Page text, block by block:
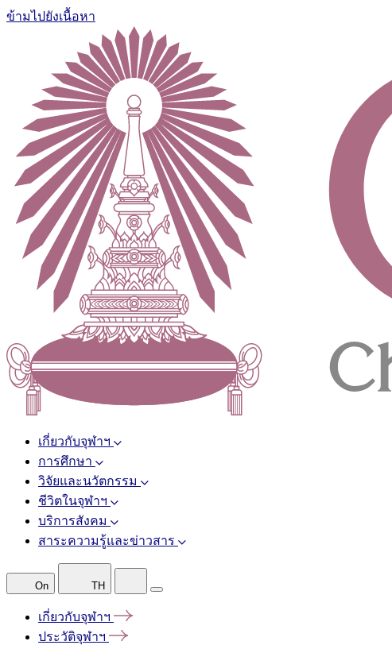
ข้ามไปยังเนื้อหา
เกี่ยวกับจุฬาฯ
การศึกษา
วิจัยและนวัตกรรม
ชีวิตในจุฬาฯ
บริการสังคม
สาระความรู้และข่าวสาร
On TH
เกี่ยวกับจุฬาฯ
ประวัติจุฬาฯ